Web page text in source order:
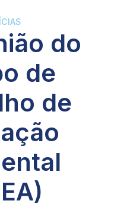
do
de
de